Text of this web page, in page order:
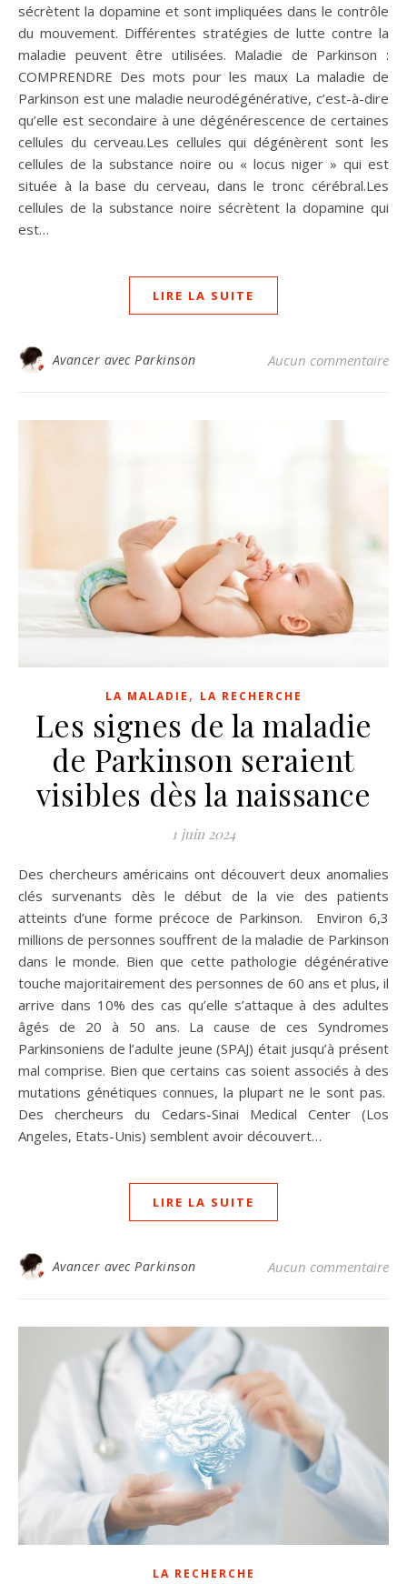
sécrètent la dopamine et sont impliquées dans le contrôle
du mouvement. Différentes stratégies de lutte contre la
maladie peuvent être utilisées. Maladie de Parkinson :
COMPRENDRE Des mots pour les maux La maladie de
Parkinson est une maladie neurodégénérative, c’est-à-dire
qu’elle est secondaire à une dégénérescence de certaines
cellules du cerveau.Les cellules qui dégénèrent sont les
cellules de la substance noire ou « locus niger » qui est
située à la base du cerveau, dans le tronc cérébral.Les
cellules de la substance noire sécrètent la dopamine qui
est…
LIRE LA SUITE
Avancer avec Parkinson Aucun commentaire
LA MALADIE , LA RECHERCHE
Les signes de la maladie
de Parkinson seraient
visibles dès la naissance
1 juin 2024
Des chercheurs américains ont découvert deux anomalies
clés survenants dès le début de la vie des patients
atteints d’une forme précoce de Parkinson. Environ 6,3
millions de personnes souffrent de la maladie de Parkinson
dans le monde. Bien que cette pathologie dégénérative
touche majoritairement des personnes de 60 ans et plus, il
arrive dans 10% des cas qu’elle s’attaque à des adultes
âgés de 20 à 50 ans. La cause de ces Syndromes
Parkinsoniens de l’adulte jeune (SPAJ) était jusqu’à présent
mal comprise. Bien que certains cas soient associés à des
mutations génétiques connues, la plupart ne le sont pas.
Des chercheurs du Cedars-Sinai Medical Center (Los
Angeles, Etats-Unis) semblent avoir découvert…
LIRE LA SUITE
Avancer avec Parkinson Aucun commentaire
LA RECHERCHE